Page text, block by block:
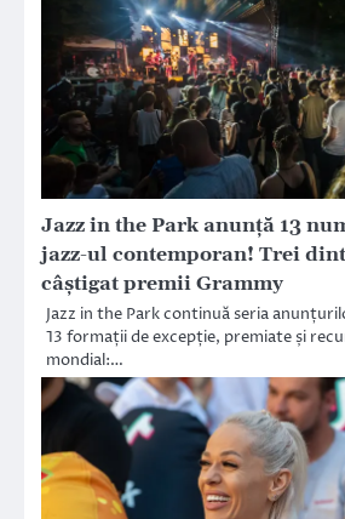
Jazz in the Park anunță 13
jazz-ul contemporan! Trei
câștigat premii Grammy
Jazz in the Park continuă seria
13 formații de excepție, premiate și
mondial:…